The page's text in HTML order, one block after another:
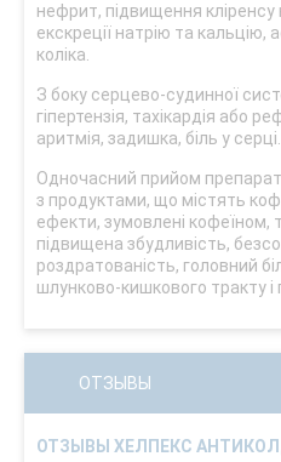
нефрит, підвищення кліренсу
екскреції натрію та кальцію,
коліка.
З боку серцево-судинної
гіпертензія, тахікардія або
аритмія, задишка, біль у серці.
Одночасний прийом
з продуктами, що містять
ефекти, зумовлені кофеїном,
підвищена збудливість,
роздратованість, головний
шлунково-кишкового тракту
ОТЗЫВЫ
ОТЗЫВЫ ХЕЛПЕКС